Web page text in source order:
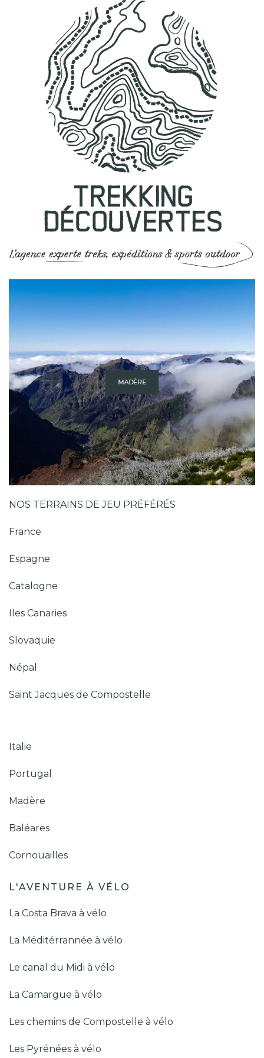
MADÈRE
NOS TERRAINS DE JEU PRÉFÉRÉS
France
Espagne
Catalogne
Iles Canaries
Slovaquie
Népal
Saint Jacques de Compostelle
Italie
Portugal
Madère
Baléares
Cornouailles
L'AVENTURE À VÉLO
La Costa Brava à vélo
La Méditérrannée à vélo
Le canal du Midi à vélo
La Camargue à vélo
Les chemins de Compostelle à vélo
Les Pyrénées à vélo